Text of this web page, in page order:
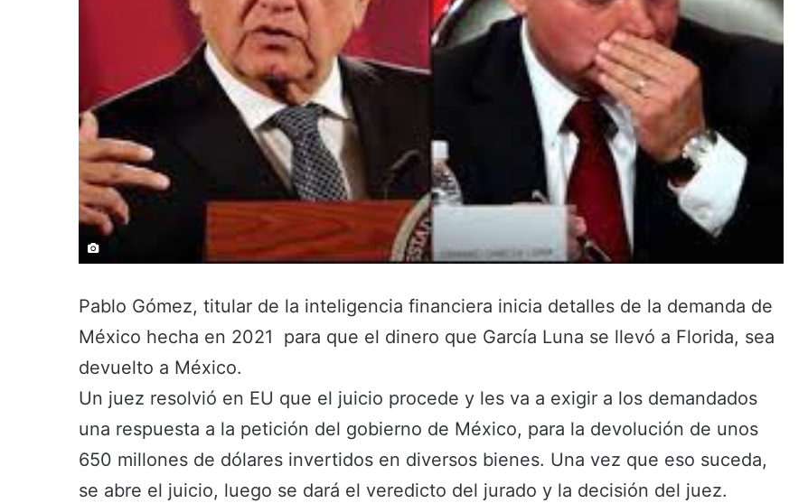
Pablo Gómez, titular de la inteligencia financiera inicia detalles de la demanda de
México hecha en 2021 para que el dinero que García Luna se llevó a Florida, sea
devuelto a México.
Un juez resolvió en EU que el juicio procede y les va a exigir a los demandados
una respuesta a la petición del gobierno de México, para la devolución de unos
650 millones de dólares invertidos en diversos bienes. Una vez que eso suceda,
se abre el juicio, luego se dará el veredicto del jurado y la decisión del juez.